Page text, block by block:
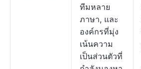
ทีมหลาย
ภาษา, และ
องค์กรที่มุ่ง
เน้นความ
เป็นส่วนตัวที่